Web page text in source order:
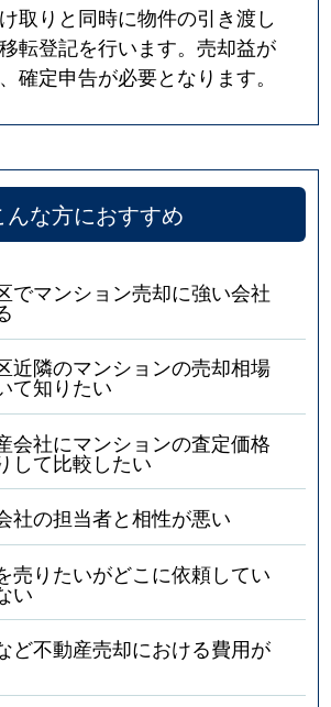
取りと同時に物件の引き渡し
転登記を行います。売却益が
確定申告が必要となります。
んな方におすすめ
でマンション売却に強い会社
近隣のマンションの売却相場
て知りたい
会社にマンションの査定価格
して比較したい
社の担当者と相性が悪い
売りたいがどこに依頼してい
い
ど不動産売却における費用が